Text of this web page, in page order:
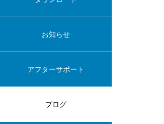
お知らせ
アフターサポート
ブログ